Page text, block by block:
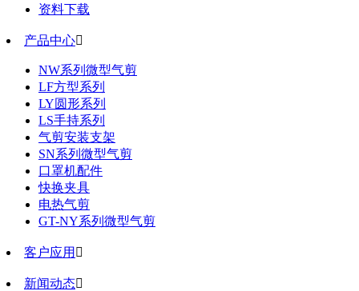
资料下载
产品中心
NW系列微型气剪
LF方型系列
LY圆形系列
LS手持系列
气剪安装支架
SN系列微型气剪
口罩机配件
快换夹具
电热气剪
GT-NY系列微型气剪
客户应用 
新闻动态